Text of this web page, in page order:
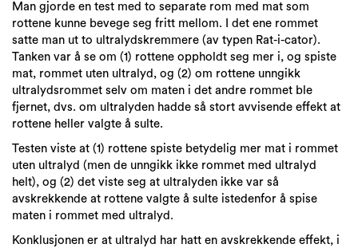
Man gjorde en test med to separate rom med mat som
rottene kunne bevege seg fritt mellom. I det ene rommet
satte man ut to ultralydskremmere (av typen Rat-i-cator).
Tanken var å se om (1) rottene oppholdt seg mer i, og spiste
mat, rommet uten ultralyd, og (2) om rottene unngikk
ultralydsrommet selv om maten i det andre rommet ble
fjernet, dvs. om ultralyden hadde så stort avvisende effekt at
rottene heller valgte å sulte.
Testen viste at (1) rottene spiste betydelig mer mat i rommet
uten ultralyd (men de unngikk ikke rommet med ultralyd
helt), og (2) det viste seg at ultralyden ikke var så
avskrekkende at rottene valgte å sulte istedenfor å spise
maten i rommet med ultralyd.
Konklusjonen er at ultralyd har hatt en avskrekkende effekt, i